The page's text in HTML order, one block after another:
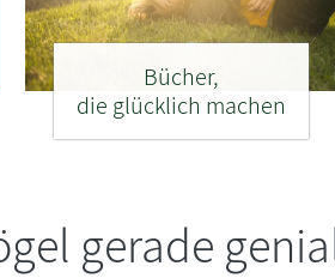
Bücher,
die glücklich machen
gerade